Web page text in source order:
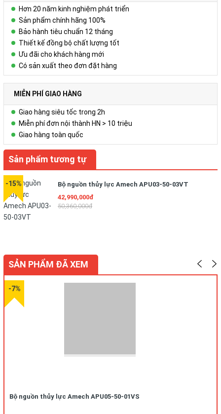
Hơn 20 năm kinh nghiệm phát triển
Sản phẩm chính hãng 100%
Bảo hành tiêu chuẩn 12 tháng
Thiết kế đồng bộ chất lượng tốt
Ưu đãi cho khách hàng mới
Có sản xuất theo đơn đặt hàng
MIỄN PHÍ GIAO HÀNG
Giao hàng siêu tốc trong 2h
Miễn phí đơn nội thành HN > 10 triệu
Giao hàng toàn quốc
Sản phẩm tương tự
-15%
Bộ nguồn thủy lực Amech APU03-50-03VT
42,990,000đ
50,360,000đ
SẢN PHẨM ĐÃ XEM
-7%
Bộ nguồn thủy lực Amech APU05-50-01VS